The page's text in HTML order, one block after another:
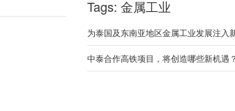
Tags: 金属工业
为泰国及东南亚地区金属工业发展注
中泰合作高铁项目，将创造哪些新机遇？